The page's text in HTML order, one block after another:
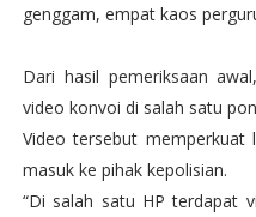
genggam, empat kaos
Dari hasil pemeriksaan
video konvoi di salah satu
Video tersebut memperkuat
masuk ke pihak kepolisian.
“Di salah satu HP terdapat